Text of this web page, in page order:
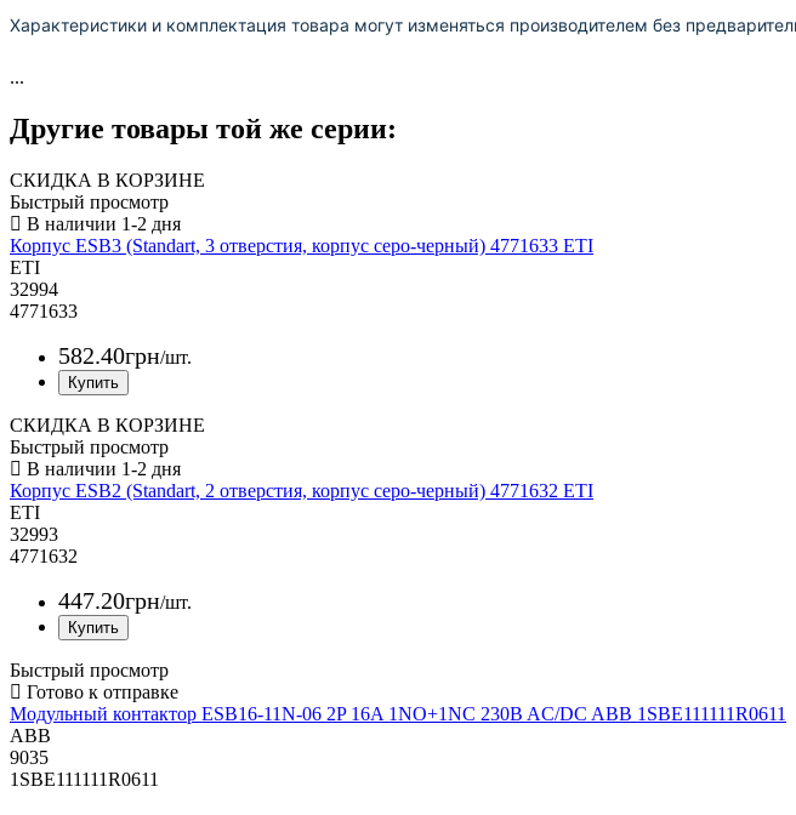
Характеристики и комплектация товара могут изменяться производителем без
...
Другие товары той же серии:
СКИДКА В КОРЗИНЕ
Быстрый просмотр
Корпус ESB3 (Standart, 3 отверстия, корпус серо-черный) 4771633 ETI
ETI
32994
4771633
582.40грн/шт.
СКИДКА В КОРЗИНЕ
Быстрый просмотр
Корпус ESB2 (Standart, 2 отверстия, корпус серо-черный) 4771632 ETI
ETI
32993
4771632
447.20грн/шт.
Быстрый просмотр
Модульный контактор ESB16-11N-06 2P 16A 1NO+1NC 230B AC/DC ABB 1SBE111111R0611
ABB
9035
1SBE111111R0611